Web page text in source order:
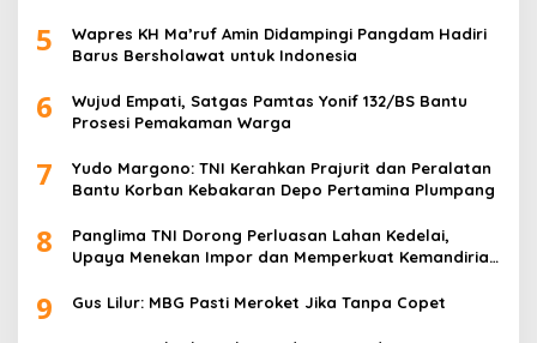
5
Wapres KH Ma’ruf Amin Didampingi Pangdam Hadiri
Barus Bersholawat untuk Indonesia
6
Wujud Empati, Satgas Pamtas Yonif 132/BS Bantu
Prosesi Pemakaman Warga
7
Yudo Margono: TNI Kerahkan Prajurit dan Peralatan
Bantu Korban Kebakaran Depo Pertamina Plumpang
8
Panglima TNI Dorong Perluasan Lahan Kedelai,
Upaya Menekan Impor dan Memperkuat Kemandirian
9 Gus Lilur: MBG Pasti Meroket Jika Tanpa Copet